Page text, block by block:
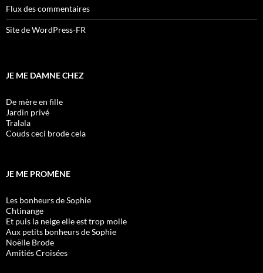
Flux des commentaires
Site de WordPress-FR
JE ME DAMNE CHEZ
De mère en fille
Jardin privé
Tralala
Couds ceci brode cela
JE ME PROMÈNE
Les bonheurs de Sophie
Chtinange
Et puis la neige elle est trop molle
Aux petits bonheurs de Sophie
Noëlle Brode
Amitiés Croisées